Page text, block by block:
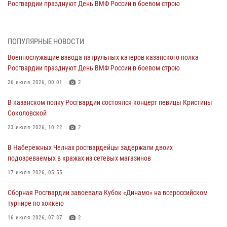
Росгвардии празднуют День ВМФ России в боевом строю
Татарстанские росгвардейцы завоевали «бронзу» в окружном этапе
24 июля 2026, 15:05
В казанском полку Росгвардии состоялся концерт певицы Кристины
23 июля 2026, 10:22
В Нижнекамске сотрудники Росгвардии задержали подозреваемого
23 июля 2026, 06:47
В Казани Росгвардия приняла участие в обеспечении безопасности
22 июля 2026, 07:41
ПОПУЛЯРНЫЕ НОВОСТИ
Военнослужащие взвода патрульных катеров казанского полка
Росгвардии празднуют День ВМФ России в боевом строю
26 июля 2026, 00:01 2
В казанском полку Росгвардии состоялся концерт певицы Кристины
Соколовской
23 июля 2026, 10:22 2
В Набережных Челнах росгвардейцы задержали двоих
подозреваемых в кражах из сетевых магазинов
17 июля 2026, 05:55
Сборная Росгвардии завоевала Кубок «Динамо» на всероссийском
турнире по хоккею
16 июля 2026, 07:37 2